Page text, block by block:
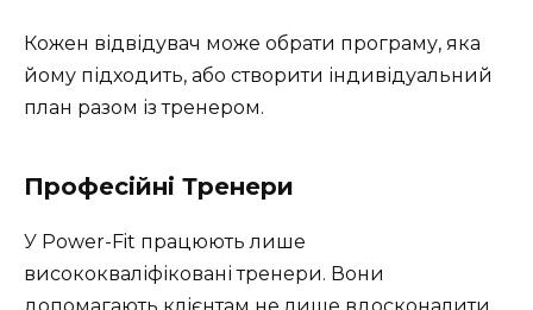
Кожен відвідувач може обрати програму, яка
йому підходить, або створити індивідуальний
план разом із тренером.
Професійні Тренери
У Power-Fit працюють лише
висококваліфіковані тренери. Вони